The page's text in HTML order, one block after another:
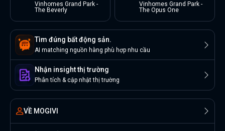
Vinhomes Grand Park -
The Beverly
Vinhomes Grand Park -
The Opus One
Tìm đúng bất động sản.
AI matching nguồn hàng phù hợp nhu cầu
Nhận insight thị trường
Phân tích & cập nhật thị trường
VỀ MOGIVI